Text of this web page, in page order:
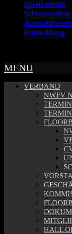
Spielbetrieb
Schiedsrichter
Entwicklung
MENU
VERBAND
NWFV
HALL